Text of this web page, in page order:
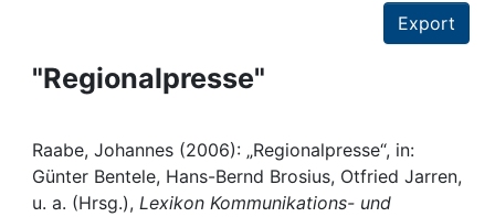
Projects
Institutions
Export
"Regionalpresse"
Raabe, Johannes (2006): „Regionalpresse“, in:
Günter Bentele, Hans-Bernd Brosius, Otfried Jarren,
u. a. (Hrsg.), Lexikon Kommunikations- und